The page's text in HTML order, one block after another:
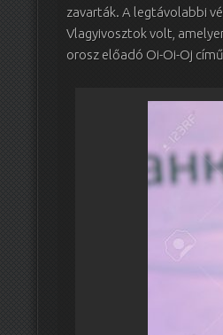
zavarták. A legtávolabbi
Vlagyivosztok volt,
orosz előadó Oi-Oi-Oj